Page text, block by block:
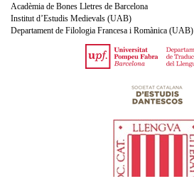
Acadèmia de Bones Lletres de Barcelona
Institut d’Estudis Medievals (UAB)
Departament de Filologia Francesa i Romànica (UAB)